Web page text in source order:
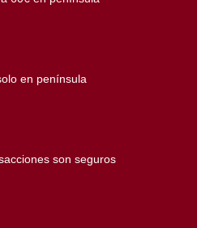
en península
son seguros